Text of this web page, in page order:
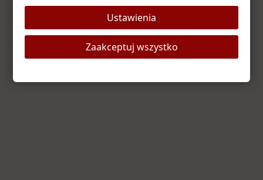
Odśwież stronę Strona główna
Ustawienia
Zaakceptuj wszystko